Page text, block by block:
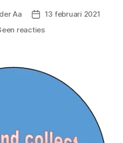
Aa
13 februari 2021
reacties